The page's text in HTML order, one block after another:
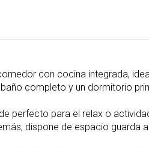
con cocina integrada,
completo y un dormitorio
perfecto para el relax o
dispone de espacio guarda